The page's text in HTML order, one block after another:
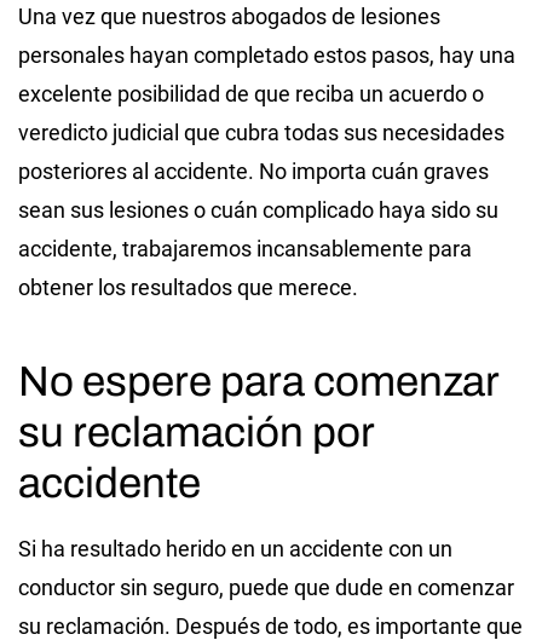
Una vez que nuestros abogados de lesiones
personales hayan completado estos pasos, hay una
excelente posibilidad de que reciba un acuerdo o
veredicto judicial que cubra todas sus necesidades
posteriores al accidente. No importa cuán graves
sean sus lesiones o cuán complicado haya sido su
accidente, trabajaremos incansablemente para
obtener los resultados que merece.
No espere para comenzar
su reclamación por
accidente
Si ha resultado herido en un accidente con un
conductor sin seguro, puede que dude en comenzar
su reclamación. Después de todo, es importante que